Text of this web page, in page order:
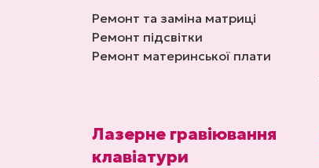
Ремонт та заміна матриці
Ремонт підсвітки
Ремонт материнської плати
Лазерне гравіювання
клавіатури